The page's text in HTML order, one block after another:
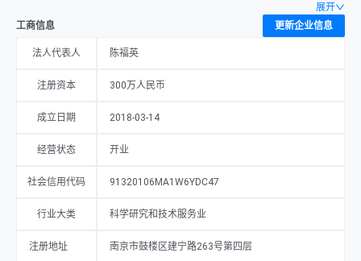
业形象策划;图文设计制作;商务信息咨询;翻译服务,会展服务;机械设备租
赁;环保设备、电子产品销售。（依法须经批准的项目,经相关部门批准后
方可开展经营活动）的经营。公司目前的经营状态为开业，由陈福英担任
法人。
展开
工商信息
更新企业信息
法人代表人 陈福英
注册资本 300万人民币
成立日期 2018-03-14
经营状态 开业
社会信用代码 91320106MA1W6YDC47
行业大类 科学研究和技术服务业
注册地址 南京市鼓楼区建宁路263号第四层